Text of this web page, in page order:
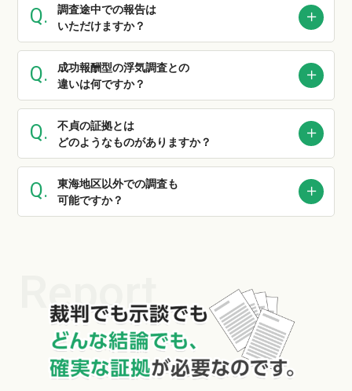
調査途中での報告は
いただけますか？
成功報酬型の浮気調査との
違いは何ですか？
不貞の証拠とは
どのようなものがありますか？
東海地区以外での調査も
可能ですか？